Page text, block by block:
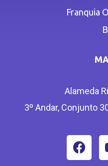
Franquia
Alameda
3º Andar, Conjunto